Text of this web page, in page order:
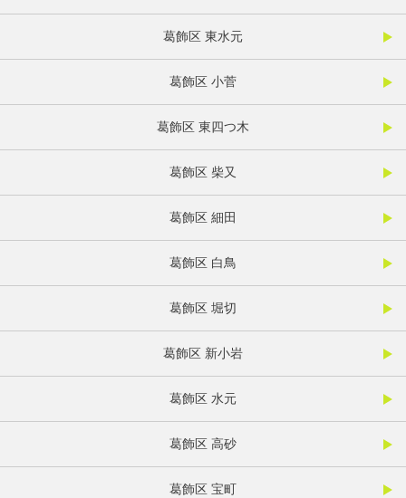
葛飾区 東水元
葛飾区 小菅
葛飾区 東四つ木
葛飾区 柴又
葛飾区 細田
葛飾区 白鳥
葛飾区 堀切
葛飾区 新小岩
葛飾区 水元
葛飾区 高砂
葛飾区 宝町